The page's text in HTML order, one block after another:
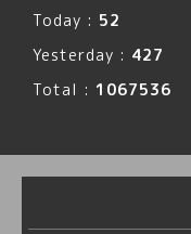
Today : 52
Yesterday : 427
Total : 1067536